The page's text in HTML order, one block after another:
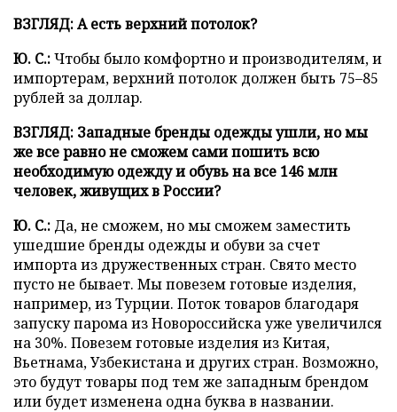
ВЗГЛЯД:А есть верхний потолок?
Ю. С.:Чтобы было комфортно и производителям, и
импортерам, верхний потолок должен быть 75–85
рублей за доллар.
ВЗГЛЯД: Западные бренды одежды ушли, но мы
же все равно не сможем сами пошить всю
необходимую одежду и обувь на все 146 млн
человек, живущих в России?
Ю. С.: Да, не сможем, но мы сможем заместить
ушедшие бренды одежды и обуви за счет
импорта из дружественных стран. Свято место
пусто не бывает. Мы повезем готовые изделия,
например, из Турции. Поток товаров благодаря
запуску парома из Новороссийска уже увеличился
на 30%. Повезем готовые изделия из Китая,
Вьетнама, Узбекистана и других стран. Возможно,
это будут товары под тем же западным брендом
или будет изменена одна буква в названии.